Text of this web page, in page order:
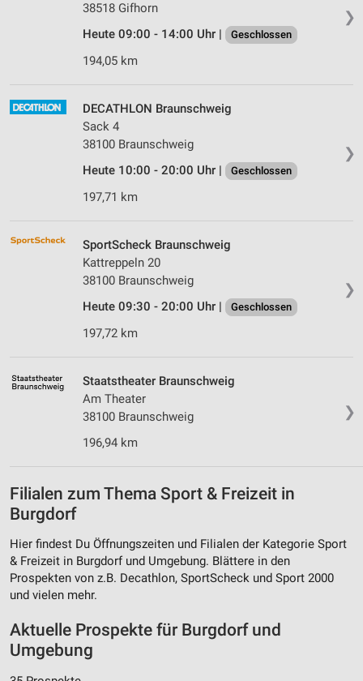
❯
38518 Gifhorn
Heute 09:00 - 14:00 Uhr |
Geschlossen
194,05 km
❯
DECATHLON Braunschweig
Sack 4
38100 Braunschweig
Heute 10:00 - 20:00 Uhr |
Geschlossen
197,71 km
❯
SportScheck Braunschweig
Kattreppeln 20
38100 Braunschweig
Heute 09:30 - 20:00 Uhr |
Geschlossen
197,72 km
❯
Staatstheater Braunschweig
Am Theater
38100 Braunschweig
196,94 km
Filialen zum Thema Sport & Freizeit in
Burgdorf
Hier findest Du Öffnungszeiten und Filialen der Kategorie Sport
& Freizeit in Burgdorf und Umgebung. Blättere in den
Prospekten von z.B. Decathlon, SportScheck und Sport 2000
und vielen mehr.
Aktuelle Prospekte für Burgdorf und
Umgebung